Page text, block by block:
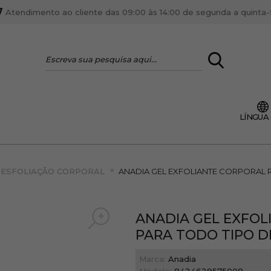
LOGIN
ficar por dentro
Se é proprietário de
Atendimento ao cliente das 09:00 às 14:00 de segunda a
LÍNGUA
ESFOLIAÇÃO CORPORAL » ANADIA GEL EXFOLIANTE CORPORAL
ANADIA GEL
PARA TODO TIPO
Marca: Anadia